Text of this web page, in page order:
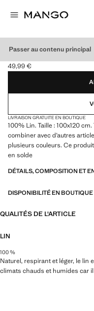
Passer au contenu principal
HOUSSE DE
Prix actuel [49,99 € ]
49,99 €
Choisissez une couleur
LIVRAISON GRATUITE EN BOUTIQUE
100% Lin. Taille : 100x120
combiner avec d’autres
plusieurs couleurs. Ce
en solde
DÉTAILS, COMPOSITION ET
DISPONIBILITÉ EN BOUTIQUE
QUALITÉS DE L'ARTICLE
LIN
100 %
Naturel, respirant et léger, le lin
climats chauds et humides car